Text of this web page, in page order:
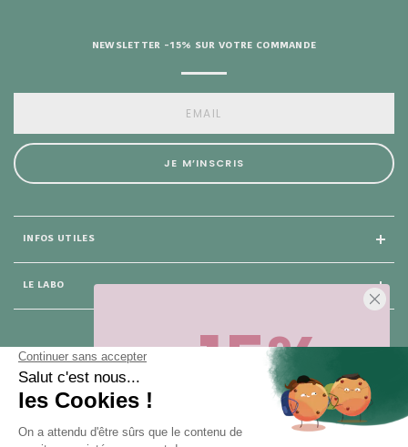
75 008 Paris
INFOS UTILES
LE LABO
NEWSLETTER -15% SUR VOTRE COMMANDE
JE M’INSCRIS
-15%
Sur votre première commande,